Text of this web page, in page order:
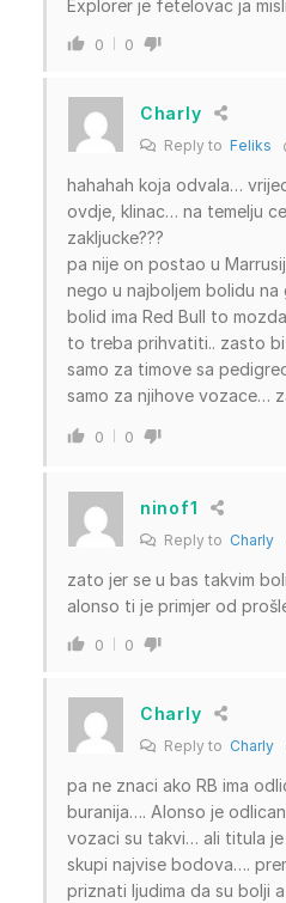
Explorer je fetelovac ja
0 0
Charly
Reply to Feliks
hahahah koja odvala…
ovdje, klinac… na temelju
zakljucke???
pa nije on postao u
nego u najboljem bolidu
bolid ima Red Bull to
to treba prihvatiti.. zasto
samo za timove sa
samo za njihove vozace…
0 0
ninof1
Reply to Charly
zato jer se u bas takvim
alonso ti je primjer od
0 0
Charly
Reply to Charly
pa ne znaci ako RB ima
buranija…. Alonso je
vozaci su takvi… ali titula je
skupi najvise bodova….
priznati ljudima da su bolji